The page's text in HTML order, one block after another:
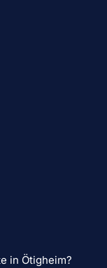
in Ötigheim?